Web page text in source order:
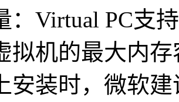
：Virtual PC支
拟机的最大内
安装时，微软